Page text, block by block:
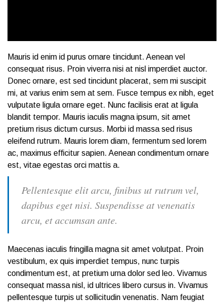
Mauris id enim id purus ornare tincidunt. Aenean vel
consequat risus. Proin viverra nisi at nisl imperdiet auctor.
Donec ornare, est sed tincidunt placerat, sem mi suscipit
mi, at varius enim sem at sem. Fusce tempus ex nibh, eget
vulputate ligula ornare eget. Nunc facilisis erat at ligula
blandit tempor. Mauris iaculis magna ipsum, sit amet
pretium risus dictum cursus. Morbi id massa sed risus
eleifend rutrum. Mauris lorem diam, fermentum sed lorem
ac, maximus efficitur sapien. Aenean condimentum ornare
est, vitae egestas orci mattis a.
Pellentesque elit arcu, finibus ut rutrum vel,
dapibus eget nisi. Suspendisse at venenatis
arcu, et accumsan ante.
Maecenas iaculis fringilla magna sit amet volutpat. Proin
vestibulum, ex quis imperdiet tempus, nunc turpis
condimentum est, at pretium urna dolor sed leo. Vivamus
consequat massa nisl, id ultrices libero cursus in. Vivamus
pellentesque turpis ut sollicitudin venenatis. Nam feugiat